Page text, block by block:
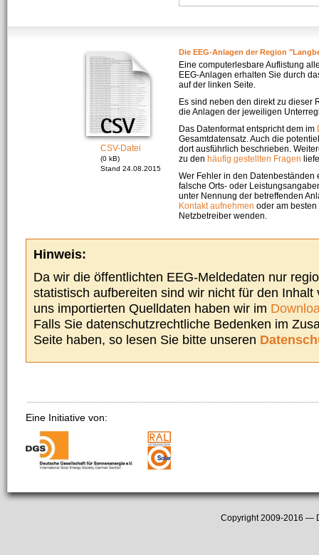
CSV-Datei
(0 kB)
Stand 24.08.2015
Die EEG-Anlagen der Region
Eine computerlesbare Auflistung
EEG-Anlagen erhalten Sie durch
auf der linken Seite.
Es sind neben den direkt zu dieser
die Anlagen der jeweiligen
Das Datenformat entspricht dem im
Gesamtdatensatz. Auch die
dort ausführlich beschrieben.
zu den häufig gestellten Fragen
Wer Fehler in den Datenbeständen
falsche Orts- oder
unter Nennung der betreffenden
Kontakt aufnehmen oder am
Netzbetreiber wenden.
Hinweis:
Da wir die öffentlichten EEG-Meldedaten nur
statistisch aufbereiten sind wir nicht für den Inhalt
uns importierten Quelldaten haben wir im
Falls Sie datenschutzrechtliche Bedenken im
Seite haben, so lesen Sie bitte unseren
Eine Initiative von:
Copyright 2009-2016 —